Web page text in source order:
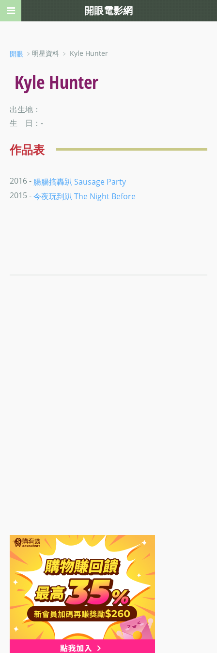
開眼 ﹥明星資料 ﹥ Kyle Hunter
Kyle Hunter
出生地：
生 日：-
作品表
2016 - 腸腸搞轟趴 Sausage Party
2015 -今夜玩到趴 The Night Before
開眼電影網